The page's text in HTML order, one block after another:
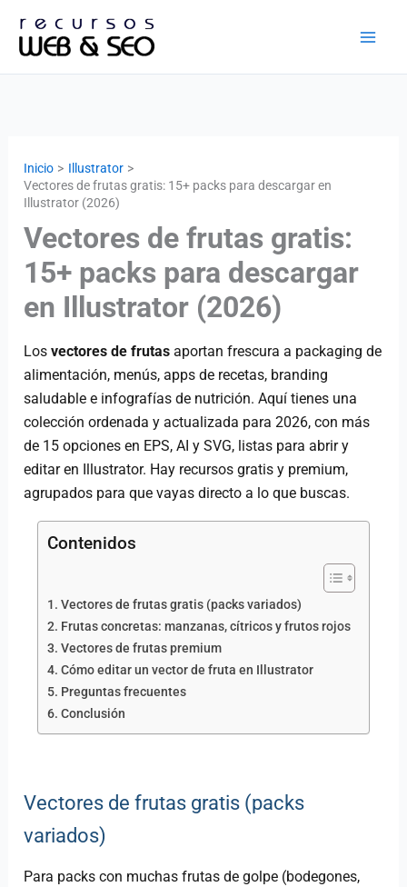
Inicio
Illustrator
Vectores de frutas gratis: 15+ packs para descargar en
Illustrator (2026)
Vectores de frutas gratis:
15+ packs para descargar
en Illustrator (2026)
Losvectores de frutas aportan frescura a packaging de
alimentación, menús, apps de recetas, branding
saludable e infografías de nutrición. Aquí tienes una
colección ordenada y actualizada para 2026, con más
de 15 opciones en EPS, AI y SVG, listas para abrir y
editar en Illustrator. Hay recursos gratis y premium,
agrupados para que vayas directo a lo que buscas.
Contenidos
Vectores de frutas gratis (packs variados)
Frutas concretas: manzanas, cítricos y frutos rojos
Vectores de frutas premium
Cómo editar un vector de fruta en Illustrator
Preguntas frecuentes
Conclusión
Vectores de frutas gratis (packs
variados)
Para packs con muchas frutas de golpe (bodegones,